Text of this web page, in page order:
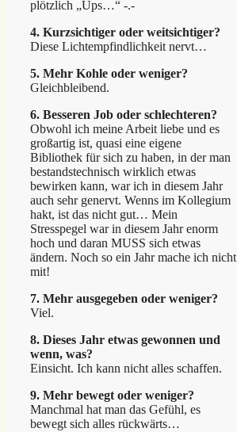
plötzlich „Ups…“ -.-
4. Kurzsichtiger oder weitsichtiger?
Diese Lichtempfindlichkeit nervt…
5. Mehr Kohle oder weniger?
Gleichbleibend.
6. Besseren Job oder schlechteren?
Obwohl ich meine Arbeit liebe und es
großartig ist, quasi eine eigene
Bibliothek für sich zu haben, in der man
bestandstechnisch wirklich etwas
bewirken kann, war ich in diesem Jahr
auch sehr genervt. Wenns im Kollegium
hakt, ist das nicht gut… Mein
Stresspegel war in diesem Jahr enorm
hoch und daran MUSS sich etwas
ändern. Noch so ein Jahr mache ich nicht
mit!
7. Mehr ausgegeben oder weniger?
Viel.
8. Dieses Jahr etwas gewonnen und
wenn, was?
Einsicht. Ich kann nicht alles schaffen.
9. Mehr bewegt oder weniger?
Manchmal hat man das Gefühl, es
bewegt sich alles rückwärts…